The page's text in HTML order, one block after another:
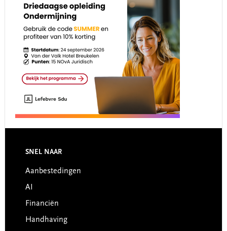
Footer
SNEL NAAR
Aanbestedingen
AI
Financiën
Handhaving